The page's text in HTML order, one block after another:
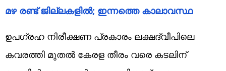
മഴ രണ്ട് ജില്ലകളിൽ; ഇന്നത്തെ കാലാവസ്ഥ
ഉപഗ്രഹ നിരീക്ഷണ പ്രകാരം ലക്ഷദ്വീപിലെ
കവരത്തി മുതൽ കേരള തീരം വരെ കടലിന്